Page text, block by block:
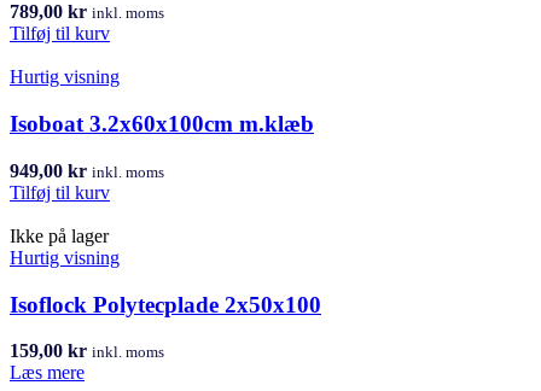
789,00 kr inkl. moms
Tilføj til kurv
Hurtig visning
Isoboat 3.2x60x100cm m.klæb
949,00 kr inkl. moms
Tilføj til kurv
Ikke på lager
Hurtig visning
Isoflock Polytecplade 2x50x100
159,00 kr inkl. moms
Læs mere